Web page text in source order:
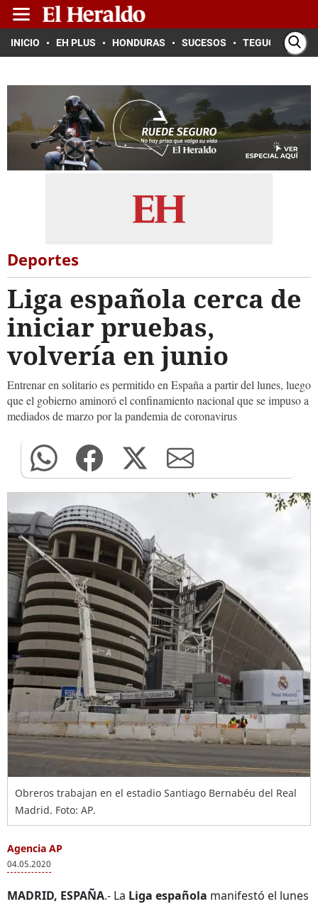
INICIO EH PLUS HONDURAS SUCESOS TEGUCIGALPA
Deportes
Liga española cerca de
iniciar pruebas,
volvería en junio
Entrenar en solitario es permitido en España a partir del lunes, luego
que el gobierno aminoró el confinamiento nacional que se impuso a
mediados de marzo por la pandemia de coronavirus
Obreros trabajan en el estadio Santiago Bernabéu del Real
Madrid. Foto: AP.
Agencia AP
04.05.2020
MADRID, ESPAÑA.- La Liga española manifestó el lunes